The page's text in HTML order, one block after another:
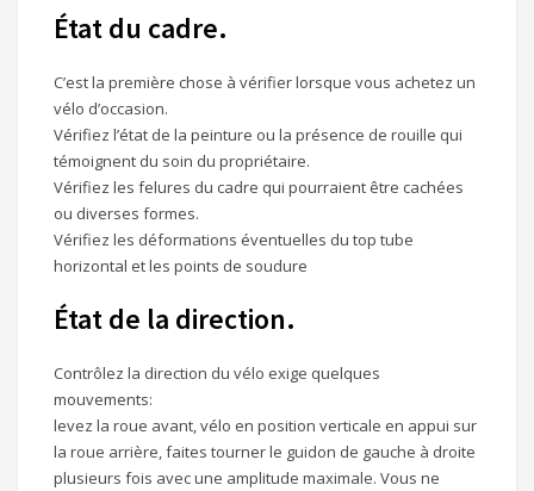
État du cadre.
C’est la première chose à vérifier lorsque vous achetez un
vélo d’occasion.
Vérifiez l’état de la peinture ou la présence de rouille qui
témoignent du soin du propriétaire.
Vérifiez les felures du cadre qui pourraient être cachées
ou diverses formes.
Vérifiez les déformations éventuelles du top tube
horizontal et les points de soudure
État de la direction.
Contrôlez la direction du vélo exige quelques
mouvements:
levez la roue avant, vélo en position verticale en appui sur
la roue arrière, faites tourner le guidon de gauche à droite
plusieurs fois avec une amplitude maximale. Vous ne